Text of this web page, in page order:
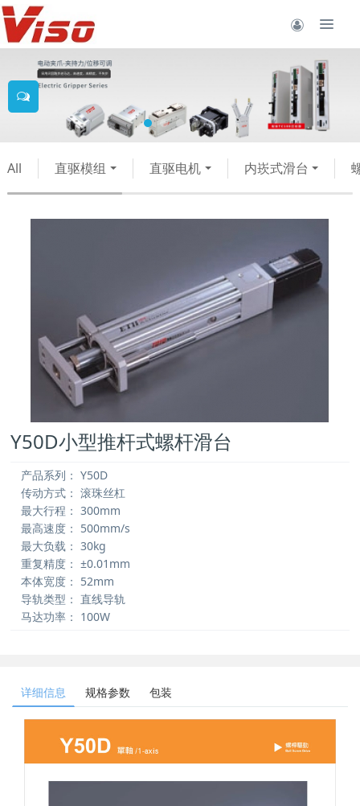
All 直驱模组 直驱电机 内崁式滑台
Y50D小型推杆式螺杆滑台
产品系列： Y50D
传动方式： 滚珠丝杠
最大行程： 300mm
最高速度： 500mm/s
最大负载： 30kg
重复精度： ±0.01mm
本体宽度： 52mm
导轨类型： 直线导轨
马达功率： 100W
详细信息 规格参数 包装